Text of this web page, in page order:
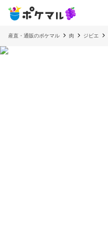
産直・通販のポケマル 肉 ジビエ